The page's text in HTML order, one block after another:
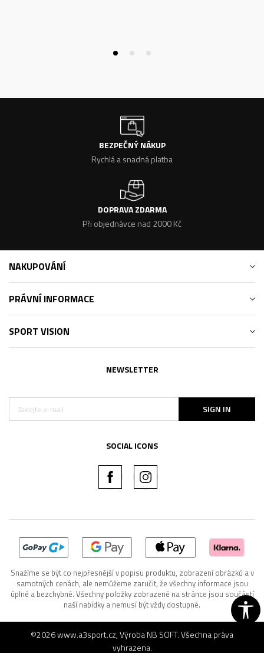
BEZPEČNÝ NÁKUP
Rychlá a snadná platba
DOPRAVA ZDARMA
Při objednávce nad 2000 Kč
NAKUPOVÁNÍ
PRÁVNÍ INFORMACE
SPORT VISION
NEWSLETTER
SIGN IN
SOCIAL ICONS
Snažíme se být co nejpřesnější v popisu produktu, zobrazení obrázků a v
samotných cenách, ale nemůžeme zaručit, že všechny informace jsou
úplné a bezchybné. Všechny položky zobrazené na stránce jsou součástí
naší nabídky a nemusí být vždy dostupné.
©2026www.a3sport.cz, VýrobaNB SOFT. Všechna práva
vyhrazena.